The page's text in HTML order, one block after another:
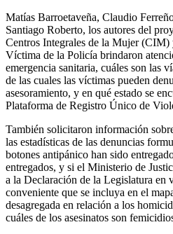
Matías Barroetaveña, Claudio
Santiago Roberto, los autores del
Centros Integrales de la Mujer
Víctima de la Policía brindaron
emergencia sanitaria, cuáles son las
de las cuales las víctimas pueden
asesoramiento, y en qué estado se
Plataforma de Registro Único de
También solicitaron información
las estadísticas de las denuncias
botones antipánico han sido
entregados, y si el Ministerio de
a la Declaración de la Legislatura en
conveniente que se incluya en el
desagregada en relación a los
cuáles de los asesinatos son